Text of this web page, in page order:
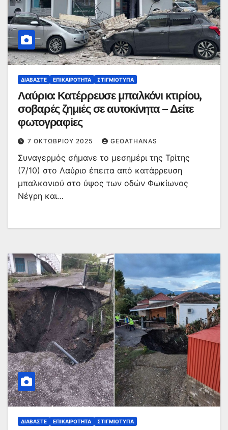
ΔΙΑΒΆΣΤΕ ΕΠΙΚΑΙΡΌΤΗΤΑ ΣΤΙΓΜΙΌΤΥΠΑ
Λαύριο: Κατέρρευσε μπαλκόνι κτιρίου,
σοβαρές ζημιές σε αυτοκίνητα – Δείτε
φωτογραφίες
7 ΟΚΤΩΒΡΊΟΥ 2025 GEOATHANAS
Συναγερμός σήμανε το μεσημέρι της Τρίτης
(7/10) στο Λαύριο έπειτα από κατάρρευση
μπαλκονιού στο ύψος των οδών Φωκίωνος
Νέγρη και…
ΔΙΑΒΆΣΤΕ ΕΠΙΚΑΙΡΌΤΗΤΑ ΣΤΙΓΜΙΌΤΥΠΑ